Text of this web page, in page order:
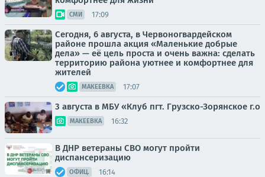
СМИ 17:09
Сегодня, 6 августа, в Червоногвардейском
районе прошла акция «Маленькие добрые
дела» — её цель проста и очень важна: сделать
территорию района уютнее и комфортнее для
жителей
МАКЕЕВКА 17:07
3 августа в МБУ «Клуб пгт. Грузско-Зорянское г.о
МАКЕЕВКА 16:32
В ДНР ветераны СВО могут пройти
диспансеризацию
ОФИЦ. 16:14